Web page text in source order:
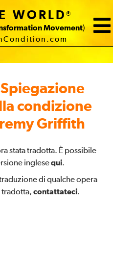
WORLD®
Movement)
condizione
Griffith
stata tradotta. È possibile
inglesequi.
di qualche opera
tradotta, contattateci.